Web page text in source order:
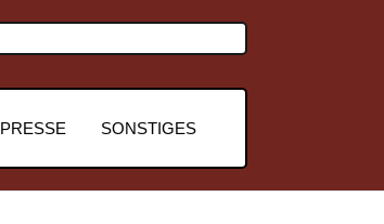
PRESSE SONSTIGES